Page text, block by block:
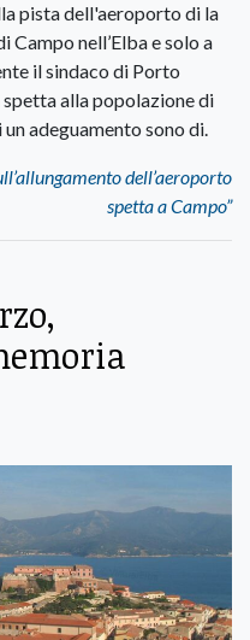
pista dell'aeroporto di la
Campo nell’Elba e solo a
il sindaco di Porto
alla popolazione di
adeguamento sono di.
dell’aeroporto
spetta a Campo”